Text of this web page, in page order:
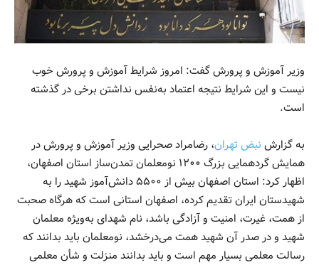
وزیر آموزش و پرورش گفت: امروز شرایط آموزش و پرورش خوب
نیست و این شرایط نتیجه اعتماد به‌نفس نداشتن برخی در گذشته
است.
به گزارش نبض تهران، رضامراد صحرایی وزیر آموزش و پرورش در
همایش گردهمایی بزرگ ۱۲۰۰ نومعلمان تمدن‌ساز استان اصفهان،
اظهار کرد: استان اصفهان بیش از ۵۵۰۰ دانش‌آموز شهید را به
شهیدستان ایران تقدیم کرده، اصفهان استانی است که هرگاه صحبت
از همت، غیرت، امنیت و آزادگی باشد، نام شهدای به‌ویژه معلمان
شهید و در صدر آن شهید همت می‌درخشد، نومعلمان باید بدانند که
رسالت معلمی بسیار مهم است و باید بدانند منزلت و شأن معلمی